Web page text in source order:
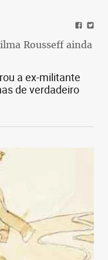
Rousseff ainda
a ex-militante
de verdadeiro